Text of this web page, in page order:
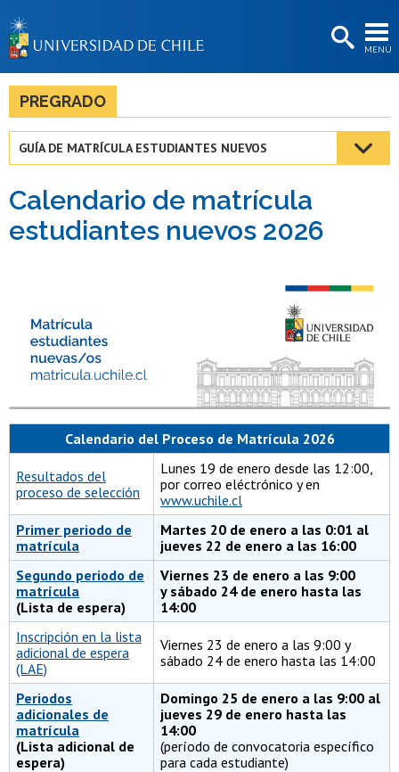
MENÚ
BIBLIOTECAS
Estudiantes
Académicas/os
Funcionarias/os
PREGRADO
GUÍA DE MATRÍCULA ESTUDIANTES NUEVOS
Calendario de matrícula
estudiantes nuevos 2026
Calendario del Proceso de Matrícula 2026
Resultados del
proceso de selección
Lunes 19 de enero desde las 12:00,
por correo eléctrónico y en
www.uchile.cl
Primer periodo de
matrícula
Martes 20 de enero a las 0:01 al
jueves 22 de enero a las 16:00
Segundo periodo de
matrícula
(Lista de espera)
Viernes 23 de enero a las 9:00
y sábado 24 de enero hasta las
14:00
Inscripción en la lista
adicional de espera
(LAE)
Viernes 23 de enero a las 9:00 y
sábado 24 de enero hasta las 14:00
Periodos
adicionales de
matrícula
(Lista adicional de
espera)
Domingo 25 de enero a las 9:00 al
jueves 29 de enero hasta las
14:00
(período de convocatoria específico
para cada estudiante)